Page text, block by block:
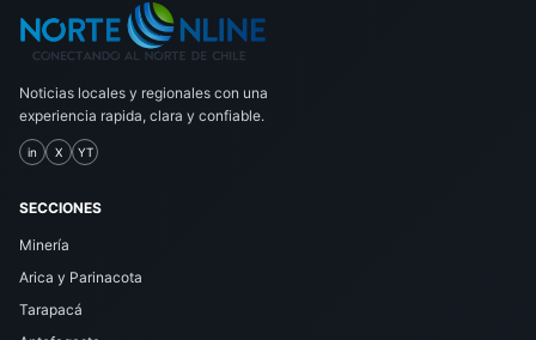
Noticias locales y regionales con una
experiencia rapida, clara y confiable.
in X YT
SECCIONES
Minería
Arica y Parinacota
Tarapacá